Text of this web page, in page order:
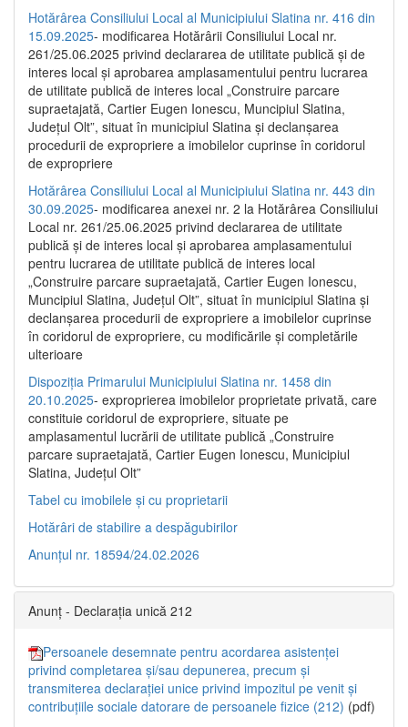
Hotărârea Consiliului Local al Municipiului Slatina nr. 416 din
15.09.2025- modificarea Hotărârii Consiliului Local nr.
261/25.06.2025 privind declararea de utilitate publică și de
interes local și aprobarea amplasamentului pentru lucrarea
de utilitate publică de interes local „Construire parcare
supraetajată, Cartier Eugen Ionescu, Muncipiul Slatina,
Județul Olt”, situat în municipiul Slatina și declanșarea
procedurii de expropriere a imobilelor cuprinse în coridorul
de expropriere
Hotărârea Consiliului Local al Municipiului Slatina nr. 443 din
30.09.2025- modificarea anexei nr. 2 la Hotărârea Consiliului
Local nr. 261/25.06.2025 privind declararea de utilitate
publică şi de interes local şi aprobarea amplasamentului
pentru lucrarea de utilitate publică de interes local
„Construire parcare supraetajată, Cartier Eugen Ionescu,
Muncipiul Slatina, Judeţul Olt”, situat în municipiul Slatina şi
declanşarea procedurii de expropriere a imobilelor cuprinse
în coridorul de expropriere, cu modificările şi completările
ulterioare
Dispoziția Primarului Municipiului Slatina nr. 1458 din
20.10.2025- exproprierea imobilelor proprietate privată, care
constituie coridorul de expropriere, situate pe
amplasamentul lucrării de utilitate publică „Construire
parcare supraetajată, Cartier Eugen Ionescu, Municipiul
Slatina, Județul Olt”
Tabel cu imobilele și cu proprietarii
Hotărâri de stabilire a despăgubirilor
Anunțul nr. 18594/24.02.2026
Anunț - Declarația unică 212
Persoanele desemnate pentru acordarea asistenței
privind completarea și/sau depunerea, precum și
transmiterea declarației unice privind impozitul pe venit și
contribuțiile sociale datorare de persoanele fizice (212) (pdf)